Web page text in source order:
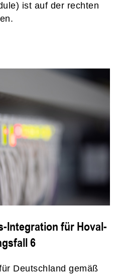
ist auf der rechten
Integration für Hoval-
6
Deutschland gemäß